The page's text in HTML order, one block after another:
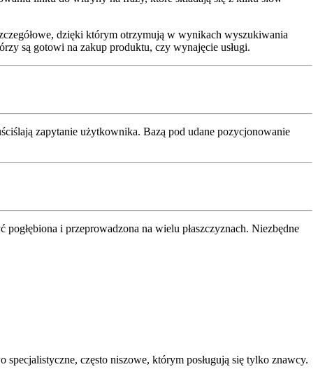
dzięki którym otrzymują w wynikach wyszukiwania
są gotowi na zakup produktu, czy wynajęcie usługi.
zapytanie użytkownika. Bazą pod udane pozycjonowanie
i przeprowadzona na wielu płaszczyznach. Niezbędne
często niszowe, którym posługują się tylko znawcy.